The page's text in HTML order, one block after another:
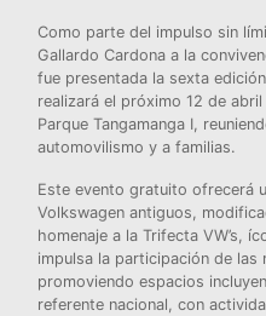
Como parte del impulso sin
Gallardo Cardona a la
fue presentada la sexta
realizará el próximo 12 de
Parque Tangamanga I,
automovilismo y a familias.
Este evento gratuito ofrecerá
Volkswagen antiguos,
homenaje a la Trifecta VW’s,
impulsa la participación de las
promoviendo espacios
referente nacional, con